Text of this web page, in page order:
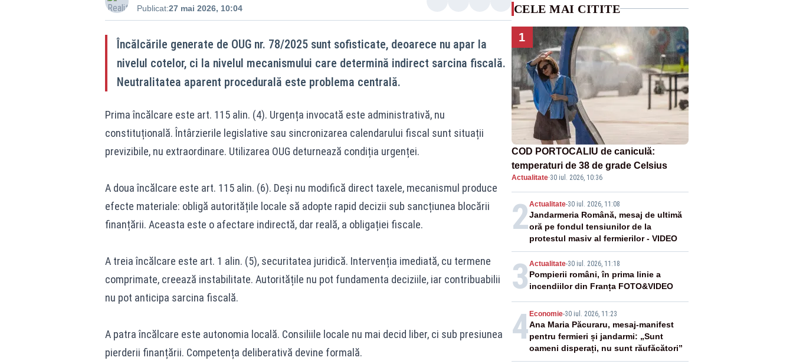
Publicat:27 mai 2026, 10:04
Încălcările generate de OUG nr. 78/2025 sunt sofisticate, deoarece nu apar la
nivelul cotelor, ci la nivelul mecanismului care determină indirect sarcina fiscală.
Neutralitatea aparent procedurală este problema centrală.
Prima încălcare este art. 115 alin. (4). Urgența invocată este administrativă, nu
constituțională. Întârzierile legislative sau sincronizarea calendarului fiscal sunt situații
previzibile, nu extraordinare. Utilizarea OUG deturnează condiția urgenței.
A doua încălcare este art. 115 alin. (6). Deși nu modifică direct taxele, mecanismul produce
efecte materiale: obligă autoritățile locale să adopte rapid decizii sub sancțiunea blocării
finanțării. Aceasta este o afectare indirectă, dar reală, a obligației fiscale.
A treia încălcare este art. 1 alin. (5), securitatea juridică. Intervenția imediată, cu termene
comprimate, creează instabilitate. Autoritățile nu pot fundamenta deciziile, iar contribuabilii
nu pot anticipa sarcina fiscală.
A patra încălcare este autonomia locală. Consiliile locale nu mai decid liber, ci sub presiunea
pierderii finanțării. Competența deliberativă devine formală.
CELE MAI CITITE
1
COD PORTOCALIU de caniculă:
temperaturi de 38 de grade Celsius
Actualitate·30 iul. 2026, 10:36
2Actualitate-30 iul. 2026, 11:08
Jandarmeria Română, mesaj de ultimă
oră pe fondul tensiunilor de la
protestul masiv al fermierilor - VIDEO
3 Actualitate-30 iul. 2026, 11:18
Pompierii români, în prima linie a
incendiilor din Franța FOTO&VIDEO
4Economie-30 iul. 2026, 11:23
Ana Maria Păcuraru, mesaj-manifest
pentru fermieri și jandarmi: „Sunt
oameni disperați, nu sunt răufăcători”